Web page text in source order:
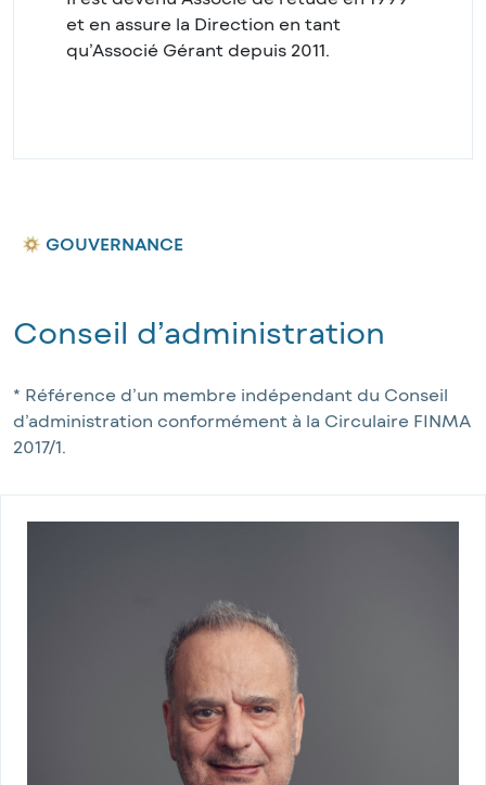
et en assure la Direction en tant
qu’Associé Gérant depuis 2011.
GOUVERNANCE
Conseil d’administration
* Référence d’un membre indépendant du Conseil
d’administration conformément à la Circulaire FINMA
2017/1.